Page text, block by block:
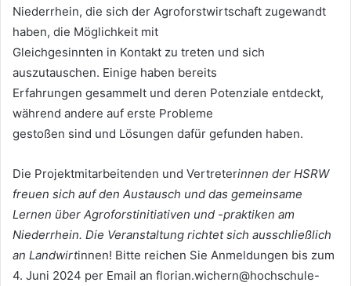
Niederrhein, die sich der Agroforstwirtschaft zugewandt
haben, die Möglichkeit mit
Gleichgesinnten in Kontakt zu treten und sich
auszutauschen. Einige haben bereits
Erfahrungen gesammelt und deren Potenziale entdeckt,
während andere auf erste Probleme
gestoßen sind und Lösungen dafür gefunden haben.
Die Projektmitarbeitenden und Vertreterinnen der HSRW
freuen sich auf den Austausch und das gemeinsame
Lernen über Agroforstinitiativen und -praktiken am
Niederrhein. Die Veranstaltung richtet sich ausschließlich
an Landwirtinnen! Bitte reichen Sie Anmeldungen bis zum
4. Juni 2024 per Email an florian.wichern@hochschule-